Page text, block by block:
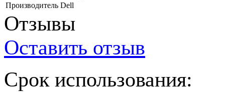
Производитель Dell
Отзывы
Оставить отзыв
Срок использования: